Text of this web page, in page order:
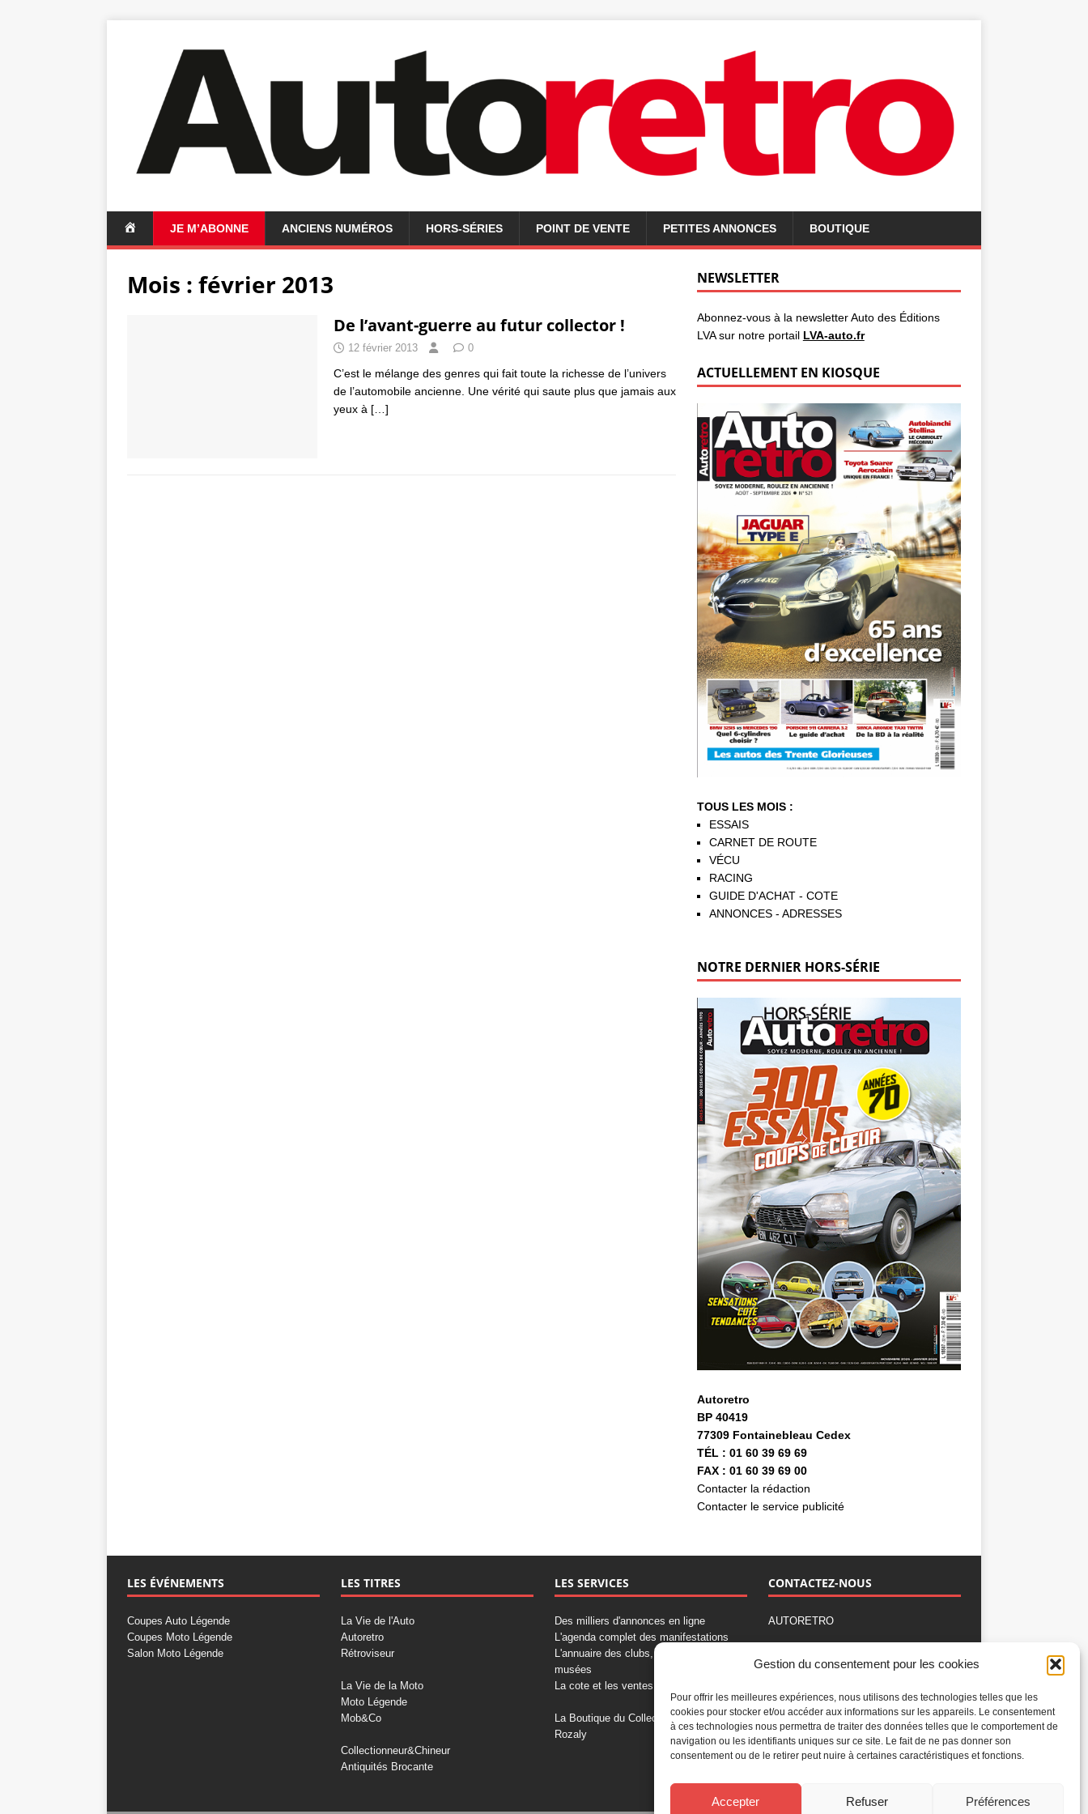
Gestion du consentement pour les cookies
Pour offrir les meilleures expériences, nous utilisons des technologies telles que les
cookies pour stocker et/ou accéder aux informations sur les appareils. Le consentement
à ces technologies nous permettra de traiter des données telles que le comportement de
navigation ou les identifiants uniques sur ce site. Le fait de ne pas donner son
consentement ou de le retirer peut nuire à certaines caractéristiques et fonctions.
Accepter Refuser Préférences
C
U
JE M’ABONNE ANCIENS NUMÉROS HORS-SÉRIES POINT DE VENTE PETITES ANNONCES BOUTIQUE
Mois : février 2013
De l’avant-guerre au futur collector !
12 février 2013 0
C’est le mélange des genres qui fait toute la richesse de l’univers
de l’automobile ancienne. Une vérité qui saute plus que jamais aux
yeux à […]
NEWSLETTER
Abonnez-vous à la newsletter Auto des Éditions
LVA sur notre portail LVA-auto.fr
ACTUELLEMENT EN KIOSQUE
TOUS LES MOIS :
ESSAIS
CARNET DE ROUTE
VÉCU
RACING
GUIDE D'ACHAT - COTE
ANNONCES - ADRESSES
NOTRE DERNIER HORS-SÉRIE
Autoretro
BP 40419
77309 Fontainebleau Cedex
TÉL : 01 60 39 69 69
FAX : 01 60 39 69 00
Contacter la rédaction
Contacter le service publicité
LES ÉVÉNEMENTS
Coupes Auto Légende
Coupes Moto Légende
Salon Moto Légende
LES TITRES
La Vie de l'Auto
Autoretro
Rétroviseur
La Vie de la Moto
Moto Légende
Mob&Co
Collectionneur&Chineur
Antiquités Brocante
LES SERVICES
Des milliers d'annonces en ligne
L'agenda complet des manifestations
L'annuaire des clubs, professionnels,
musées
La cote et les ventes aux enchères
La Boutique du Collectionneur
Rozaly
CONTACTEZ-NOUS
AUTORETRO
77309 Fontainebleau Cedex
Fax: 01 60 39 69 00
Nous contacter par email
Mentions légales
Gestion des cookies